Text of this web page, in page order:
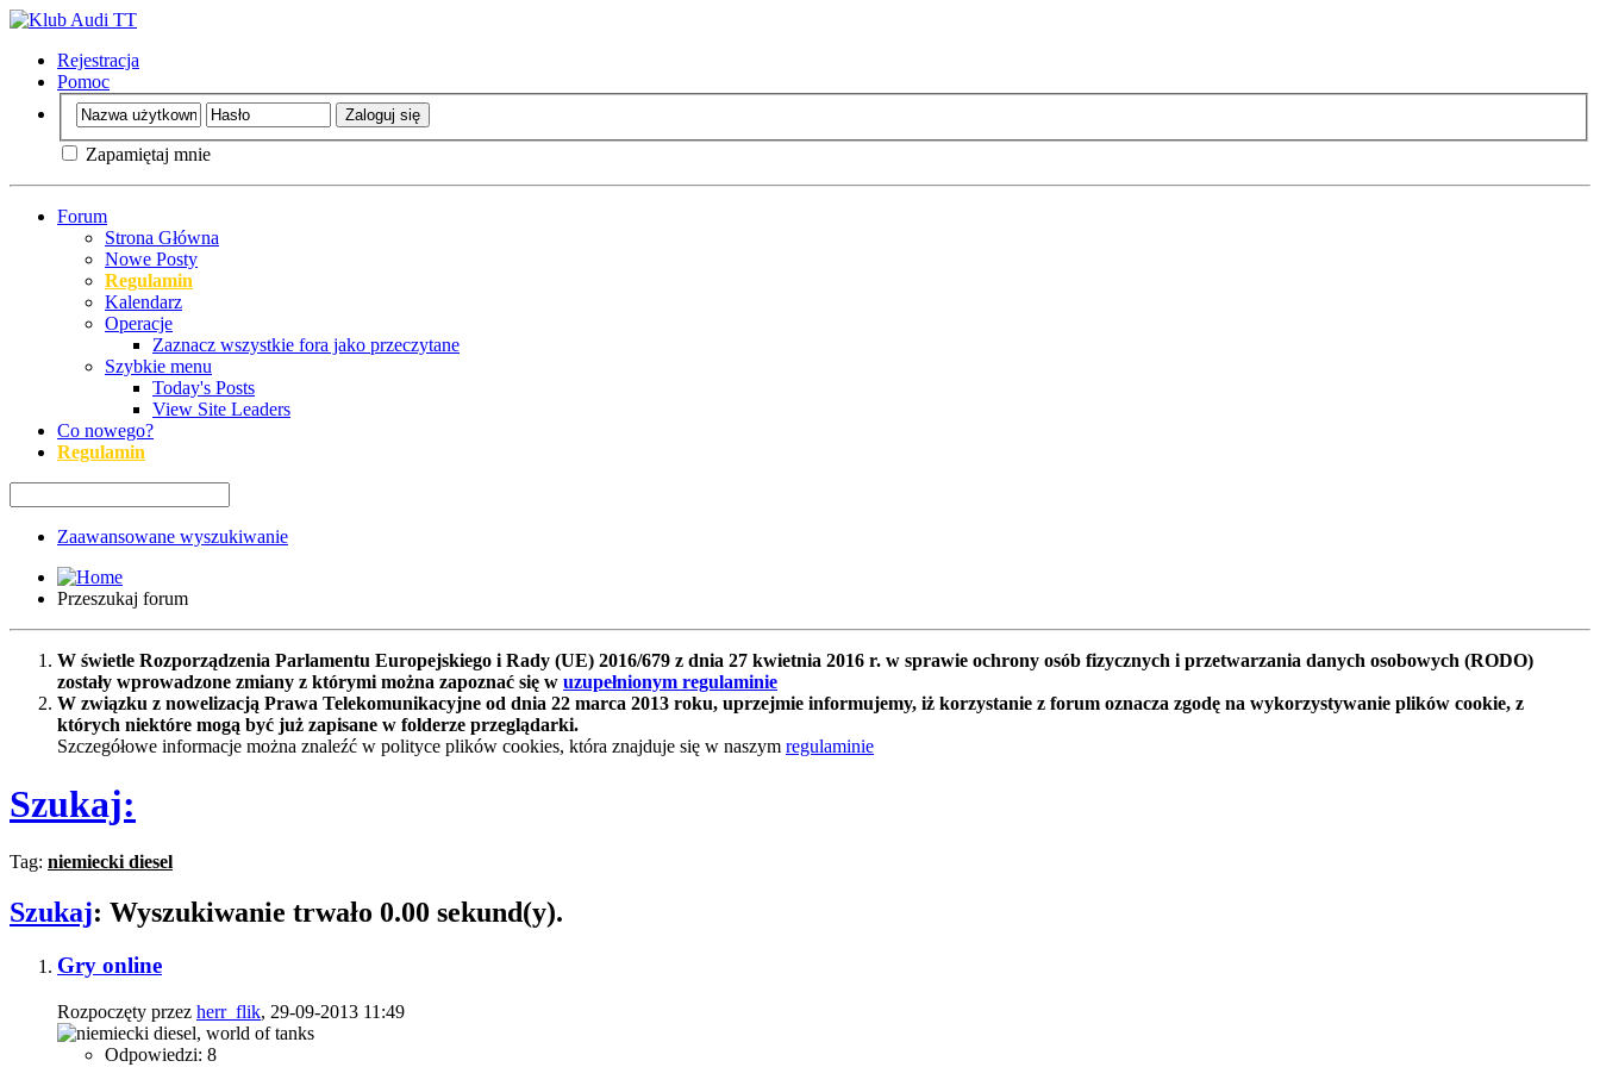
Rejestracja
Pomoc
Zapamiętaj mnie
Forum
Strona Główna
Nowe Posty
Regulamin
Kalendarz
Operacje
Zaznacz wszystkie fora jako przeczytane
Szybkie menu
Today's Posts
View Site Leaders
Co nowego?
Regulamin
Zaawansowane wyszukiwanie
Przeszukaj forum
W świetle Rozporządzenia Parlamentu Europejskiego i Rady (UE) 2016/679 z dnia 27 kwietnia 2016 r. w sprawie ochrony osób fizycznych i przetwarzania danych osobowych (RODO)
zostały wprowadzone zmiany z którymi można zapoznać się w uzupełnionym regulaminie
W związku z nowelizacją Prawa Telekomunikacyjne od dnia 22 marca 2013 roku, uprzejmie informujemy, iż korzystanie z forum oznacza zgodę na wykorzystywanie plików cookie, z
których niektóre mogą być już zapisane w folderze przeglądarki.
Szczegółowe informacje można znaleźć w polityce plików cookies, która znajduje się w naszym regulaminie
Szukaj:
Tag: niemiecki diesel
Szukaj: Wyszukiwanie trwało 0.00 sekund(y).
Gry online
Rozpoczęty przez herr_flik, 29-09-2013 11:49
Odpowiedzi: 8